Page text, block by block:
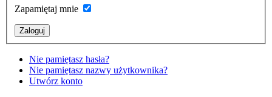
Zapamiętaj mnie
Nie pamiętasz hasła?
Nie pamiętasz nazwy użytkownika?
Utwórz konto